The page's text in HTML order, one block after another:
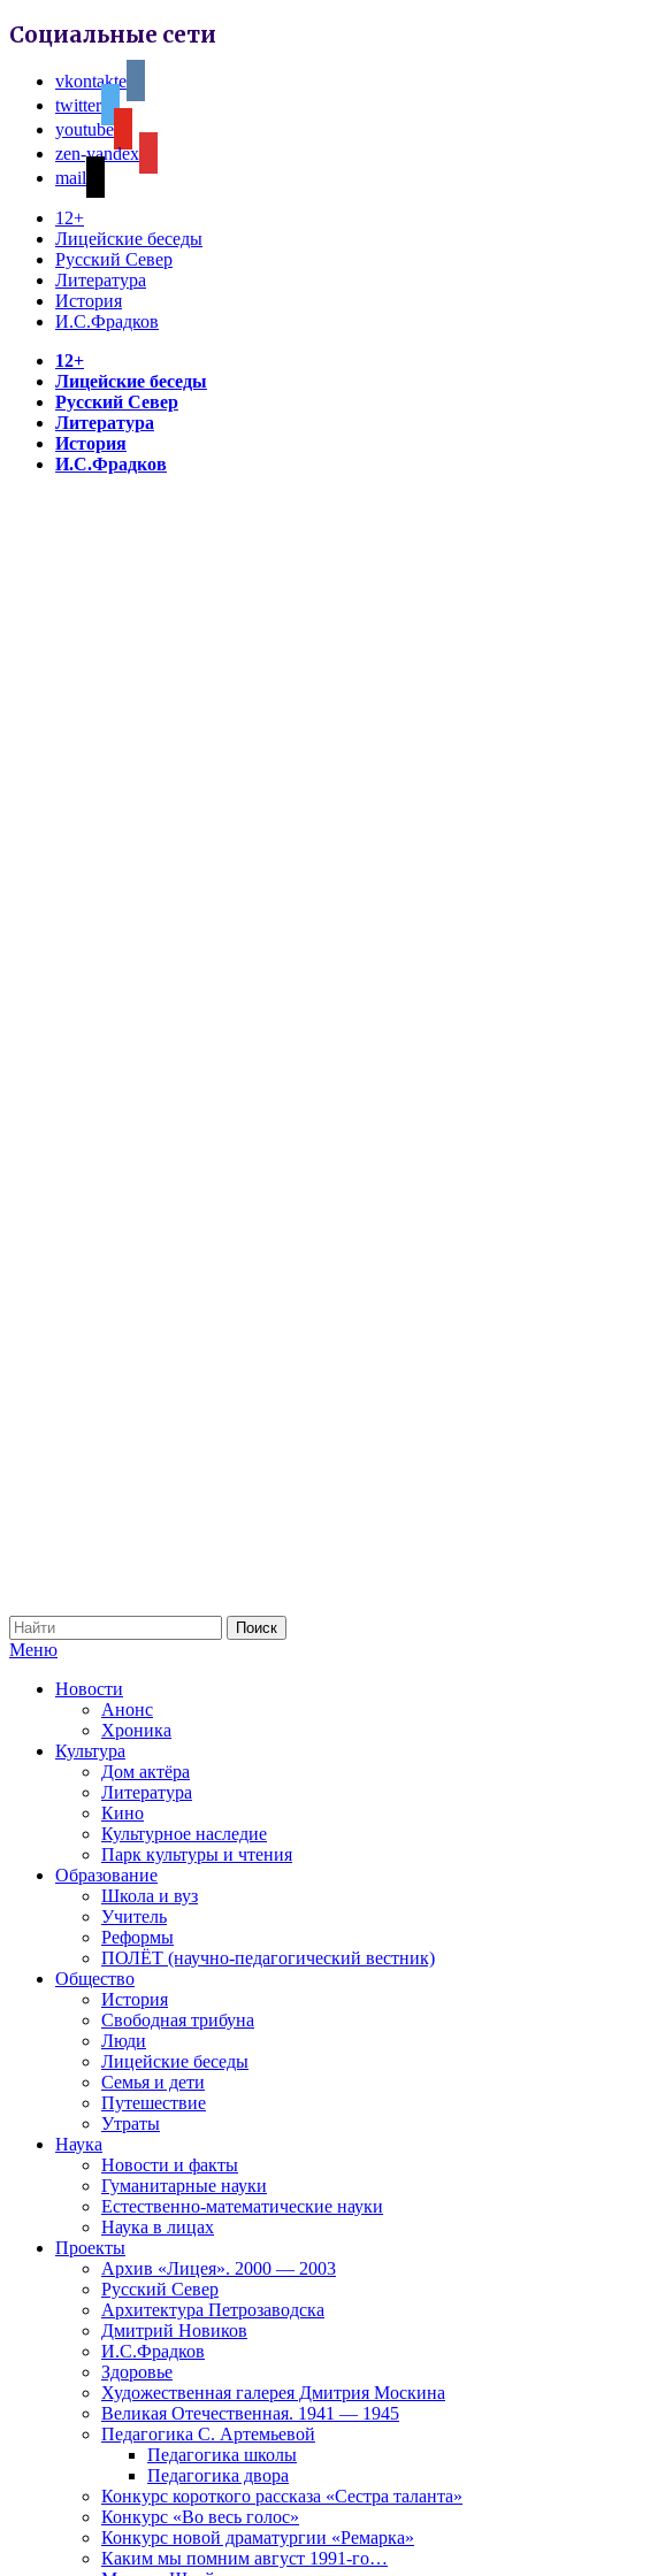
Социальные сети
vkontakte
twitter
youtube
zen-yandex
mail
12+
Лицейские беседы
Русский Север
Литература
История
И.С.Фрадков
12+
Лицейские беседы
Русский Север
Литература
История
И.С.Фрадков
Меню
Новости
Анонс
Хроника
Культура
Дом актёра
Литература
Кино
Культурное наследие
Парк культуры и чтения
Образование
Школа и вуз
Учитель
Реформы
ПОЛЁТ (научно-педагогический вестник)
Общество
История
Свободная трибуна
Люди
Лицейские беседы
Семья и дети
Путешествие
Утраты
Наука
Новости и факты
Гуманитарные науки
Естественно-математические науки
Наука в лицах
Проекты
Архив «Лицея». 2000 — 2003
Русский Север
Архитектура Петрозаводска
Дмитрий Новиков
И.С.Фрадков
Здоровье
Художественная галерея Дмитрия Москина
Великая Отечественная. 1941 — 1945
Педагогика С. Артемьевой
Педагогика школы
Педагогика двора
Конкурс короткого рассказа «Сестра таланта»
Конкурс «Во весь голос»
Конкурс новой драматургии «Ремарка»
Каким мы помним август 1991-го…